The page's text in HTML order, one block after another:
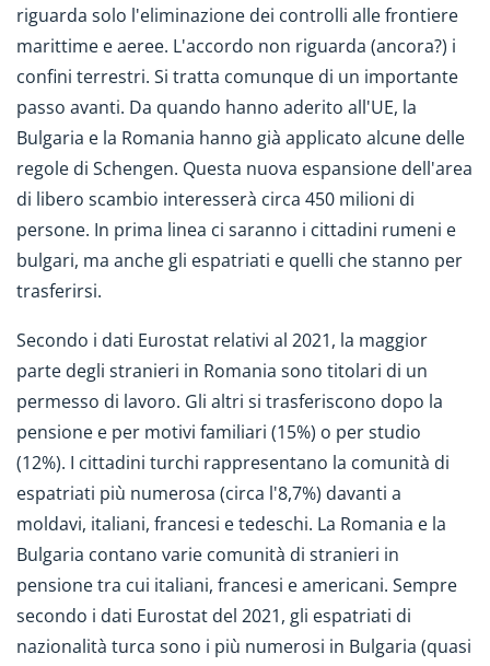
riguarda solo l'eliminazione dei controlli alle frontiere
marittime e aeree. L'accordo non riguarda (ancora?) i
confini terrestri. Si tratta comunque di un importante
passo avanti. Da quando hanno aderito all'UE, la
Bulgaria e la Romania hanno già applicato alcune delle
regole di Schengen. Questa nuova espansione dell'area
di libero scambio interesserà circa 450 milioni di
persone. In prima linea ci saranno i cittadini rumeni e
bulgari, ma anche gli espatriati e quelli che stanno per
trasferirsi.
Secondo i dati Eurostat relativi al 2021, la maggior
parte degli stranieri in Romania sono titolari di un
permesso di lavoro. Gli altri si trasferiscono dopo la
pensione e per motivi familiari (15%) o per studio
(12%). I cittadini turchi rappresentano la comunità di
espatriati più numerosa (circa l'8,7%) davanti a
moldavi, italiani, francesi e tedeschi. La Romania e la
Bulgaria contano varie comunità di stranieri in
pensione tra cui italiani, francesi e americani. Sempre
secondo i dati Eurostat del 2021, gli espatriati di
nazionalità turca sono i più numerosi in Bulgaria (quasi